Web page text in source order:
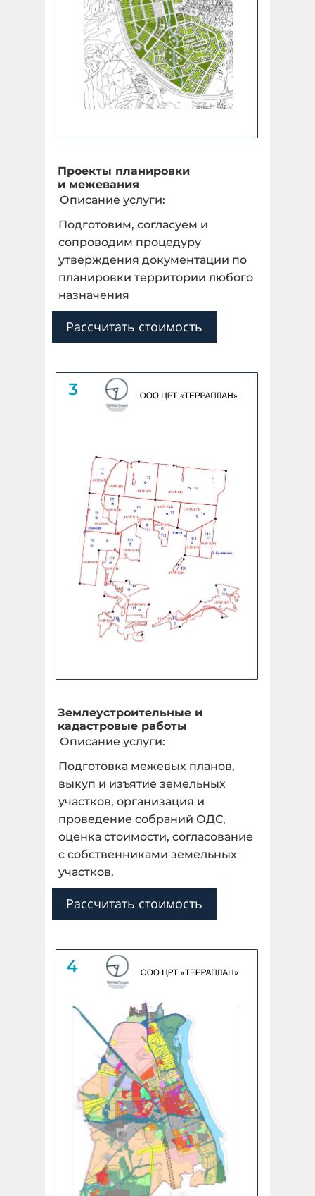
Проекты планировки
и межевания
Описание услуги:
Подготовим, согласуем и
сопроводим процедуру
утверждения документации по
планировки территории любого
назначения
Рассчитать стоимость
Землеустроительные и
кадастровые работы
Описание услуги:
Подготовка межевых планов,
выкуп и изъятие земельных
участков, организация и
проведение собраний ОДС,
оценка стоимости, согласование
с собственниками земельных
участков.
Рассчитать стоимость